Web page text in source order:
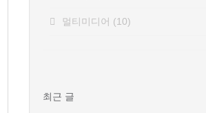
멀티미디어 (10)
최근 글